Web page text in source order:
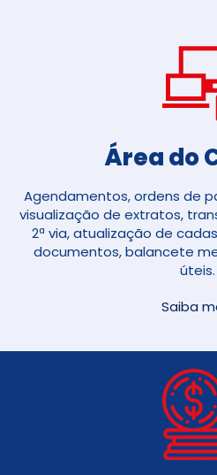
Área do
Agendamentos, ordens de
visualização de extratos,
2ª via, atualização de
documentos, balancete
úteis.
Saiba